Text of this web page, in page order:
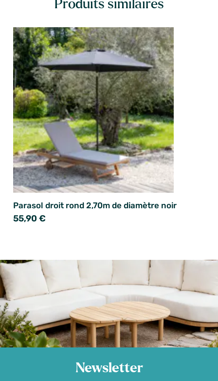
Produits similaires
Parasol droit rond 2,70m de diamètre noir
55,90 €
Newsletter